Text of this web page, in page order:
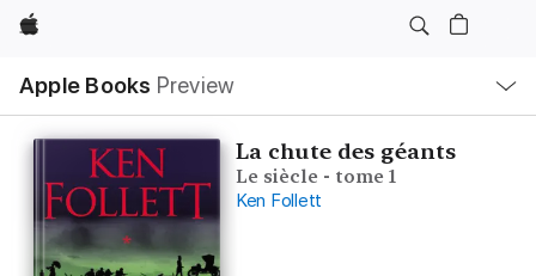
Apple
Apple Books Preview
Nav
Open
Menu
La chute des géants
Le siècle - tome 1
Ken Follett